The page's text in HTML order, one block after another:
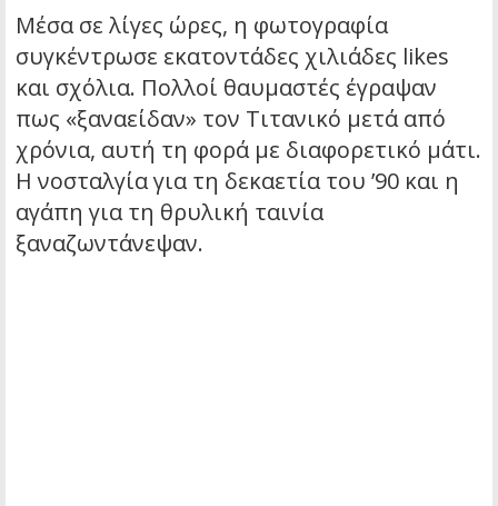
Μέσα σε λίγες ώρες, η φωτογραφία
συγκέντρωσε εκατοντάδες χιλιάδες likes
και σχόλια. Πολλοί θαυμαστές έγραψαν
πως «ξαναείδαν» τον Τιτανικό μετά από
χρόνια, αυτή τη φορά με διαφορετικό μάτι.
Η νοσταλγία για τη δεκαετία του ’90 και η
αγάπη για τη θρυλική ταινία
ξαναζωντάνεψαν.